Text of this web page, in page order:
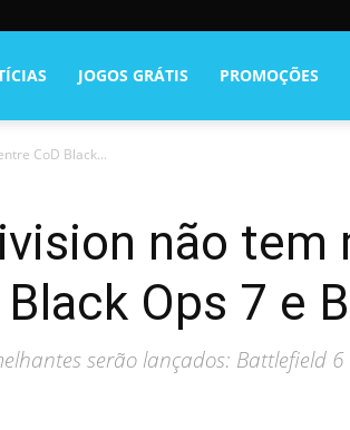
JOGOS GRÁTIS PROMOÇÕES
CoD Black...
não tem
Ops 7 e
serão lançados: Battlefield 6